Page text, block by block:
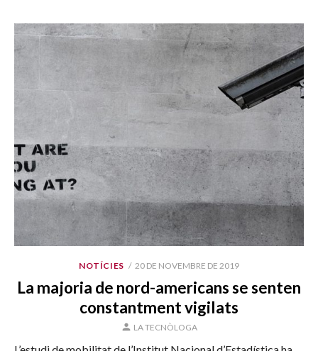
NOTÍCIES
PUBLICAT
20 DE NOVEMBRE DE 2019
La majoria de nord-americans se senten
constantment vigilats
AUTOR
LA TECNÒLOGA